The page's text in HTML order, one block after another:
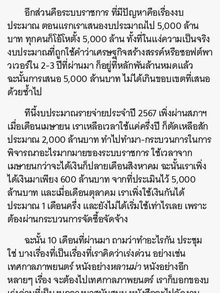
อีกส่วนคือระบบราชการ ที่มีปัญหาคือเรื่องงบ
ประมาณ ตอนแรกเราเสนองบประมาณไป 5,000 ล้าน
บาท ทุกคนก็โอ้โหตั้ง 5,000 ล้าน ทั้งที่ในแง่ความเป็นจริง
งบประมาณที่ถูกใช้คำว่าเศรษฐกิจสร้างสรรค์หรือซอฟต์พา
วเวอร์ใน 2-3 ปีที่ผ่านมา ก็อยู่ที่หลักพันล้านหมดแล้ว
ฉะนั้นการเสนอ 5,000 ล้านบาท ไม่ได้เกินขอบเขตที่เสนอ
ด้วยซ้ำไป
ทีนี้งบประมาณรายจ่ายประจำปี 2567 เพิ่งผ่านสภาฯ
เมื่อเดือนเมษายน เราเหลือเวลาใช้แค่ครึ่งปี ก็ตัดเหลือสัก
ประมาณ 2,000 ล้านบาท ทำไปทำมา-กระบวนการในการ
พิจารณาอะไรมากมายของระบบราชการ ใช้เวลาจาก
เมษายนกว่าจะได้เงินก็ปลายเดือนสิงหาคม ฉะนั้นเราเพิ่ง
ได้เงินมาเพียง 600 ล้านบาท จากที่ประเมินไว้ 5,000
ล้านบาท และเมื่อเดือนตุลาคม เราเพิ่งใช้เงินกันได้
ประมาณ 1 เดือนครึ่ง และยังไม่ได้เริ่มใช้เท่าไรเลย เพราะ
ต้องผ่านกระบวนการจัดซื้อจัดจ้าง
ฉะนั้น 10 เดือนที่ผ่านมา ถามว่าทำอะไรกัน ประชุม
ใช่ บางเรื่องที่เป็นเรื่องที่เราคิดว่าเร่งด่วน อย่างเช่น
เทศกาลภาพยนตร์ หนังอย่างหลานม่าหนังอย่างอีก
หลายๆ เรื่อง จะต้องไปเทศกาลภาพยนตร์ เราก็บอกของบ